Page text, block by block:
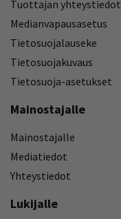
Tuottajan yhteystiedot
Medianvapausasetus
Tietosuojalauseke
Tietosuojakuvaus
Tietosuoja-asetukset
Mainostajalle
Mainostajalle
Mediatiedot
Yhteystiedot
Lukijalle